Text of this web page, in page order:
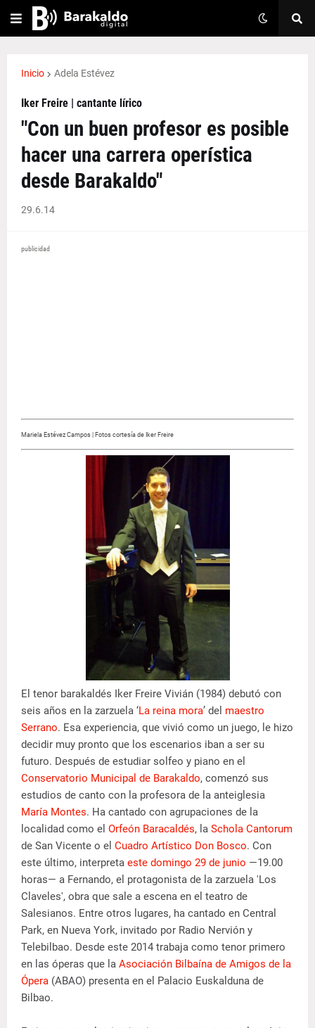
Inicio Adela Estévez
Iker Freire | cantante lírico
"Con un buen profesor es posible
hacer una carrera operística
desde Barakaldo"
29.6.14
publicidad
Mariela Estévez Campos | Fotos cortesía de Iker Freire
El tenor barakaldés Iker Freire Vivián (1984) debutó con
seis años en la zarzuela ‘La reina mora’ del maestro
Serrano. Esa experiencia, que vivió como un juego, le hizo
decidir muy pronto que los escenarios iban a ser su
futuro. Después de estudiar solfeo y piano en el
Conservatorio Municipal de Barakaldo, comenzó sus
estudios de canto con la profesora de la anteiglesia
María Montes. Ha cantado con agrupaciones de la
localidad como el Orfeón Baracaldés, la Schola Cantorum
de San Vicente o el Cuadro Artístico Don Bosco. Con
este último, interpreta este domingo 29 de junio —19.00
horas— a Fernando, el protagonista de la zarzuela 'Los
Claveles', obra que sale a escena en el teatro de
Salesianos. Entre otros lugares, ha cantado en Central
Park, en Nueva York, invitado por Radio Nervión y
Telebilbao. Desde este 2014 trabaja como tenor primero
en las óperas que la Asociación Bilbaína de Amigos de la
Ópera (ABAO) presenta en el Palacio Euskalduna de
Bilbao.